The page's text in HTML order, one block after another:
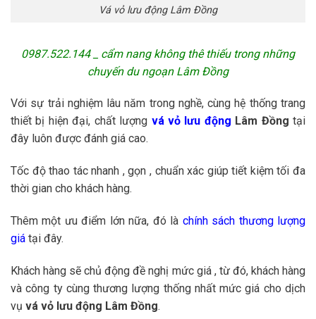
Vá vỏ lưu động Lâm Đồng
0987.522.144 _ cẩm nang không thê thiếu trong những
chuyến du ngoạn Lâm Đồng
Với sự trải nghiệm lâu năm trong nghề, cùng hệ thống trang
thiết bị hiện đại, chất lượng vá vỏ lưu động Lâm Đồng tại
đây luôn được đánh giá cao.
Tốc độ thao tác nhanh , gọn , chuẩn xác giúp tiết kiệm tối đa
thời gian cho khách hàng.
Thêm một ưu điểm lớn nữa, đó là chính sách thương lượng
giá tại đây.
Khách hàng sẽ chủ động đề nghị mức giá , từ đó, khách hàng
và công ty cùng thương lượng thống nhất mức giá cho dịch
vụ vá vỏ lưu động Lâm Đồng.